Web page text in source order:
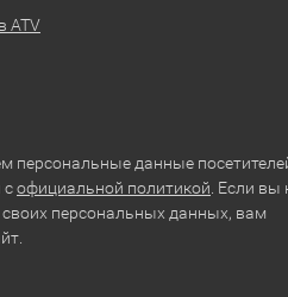
ATV
персональные данные
софициальной политикой . Если вы
своих персональных данных, вам